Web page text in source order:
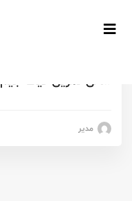
سالن تمرین فیت جیم
مدیر